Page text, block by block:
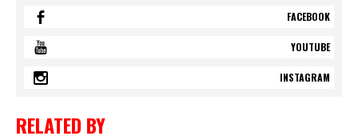
FACEBOOK
YOUTUBE
INSTAGRAM
RELATED BY